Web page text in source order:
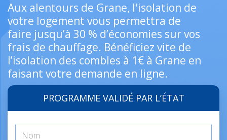
Aux alentours de Grane, l'isolation de
votre logement vous permettra de
faire jusqu’à 30 % d’économies sur vos
frais de chauffage. Bénéficiez vite de
l’isolation des combles à 1€ à Grane en
faisant votre demande en ligne.
PROGRAMME VALIDÉ PAR L’ÉTAT